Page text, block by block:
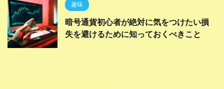
趣味
暗号通貨初心者が絶対に気をつけたい損
失を避けるために知っておくべきこと